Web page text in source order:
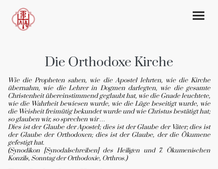
Die Orthodoxe Kirche
Wie die Propheten sahen, wie die Apostel lehrten, wie die Kirche
übernahm, wie die Lehrer in Dogmen darlegten, wie die gesamte
Christenheit übereinstimmend geglaubt hat, wie die Gnade leuchtete,
wie die Wahrheit bewiesen wurde, wie die Lüge beseitigt wurde, wie
die Weisheit freimütig bekundet wurde und wie Christus bestätigt hat;
so glauben wir, so sprechen wir …
Dies ist der Glaube der Apostel; dies ist der Glaube der Väter; dies ist
der Glaube der Orthodoxen; dies ist der Glaube, der die Ökumene
gefestigt hat.
(Synodikon [Synodalschreiben] des Heiligen und 7. Ökumenischen
Konzils, Sonntag der Orthodoxie, Orthros.)